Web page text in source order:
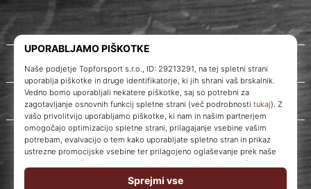
O nas
Storitve za stranke